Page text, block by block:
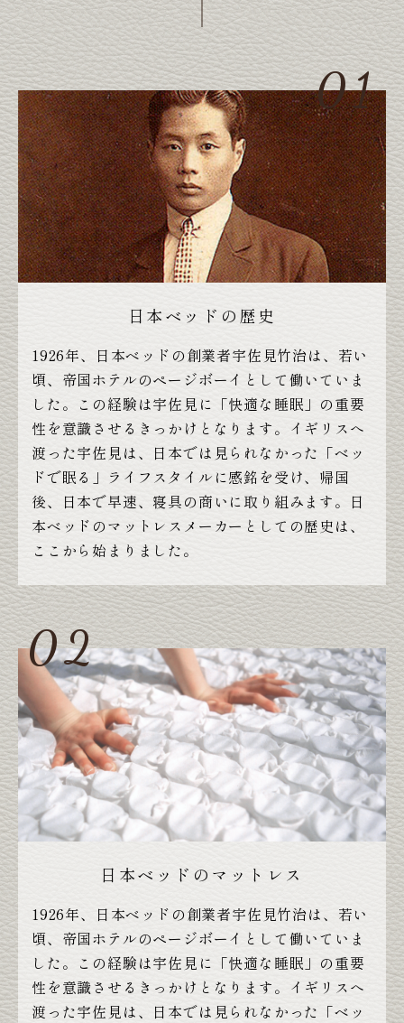
日本ベッドの歴史
1926年、日本ベッドの創業者宇佐見竹治は、若い
頃、帝国ホテルのページボーイとして働いていま
した。この経験は宇佐見に「快適な睡眠」の重要
性を意識させるきっかけとなります。イギリスへ
渡った宇佐見は、日本では見られなかった「ベッ
ドで眠る」ライフスタイルに感銘を受け、帰国
後、日本で早速、寝具の商いに取り組みます。日
本ベッドのマットレスメーカーとしての歴史は、
ここから始まりました。
日本ベッドのマットレス
1926年、日本ベッドの創業者宇佐見竹治は、若い
頃、帝国ホテルのページボーイとして働いていま
した。この経験は宇佐見に「快適な睡眠」の重要
性を意識させるきっかけとなります。イギリスへ
渡った宇佐見は、日本では見られなかった「ベッ